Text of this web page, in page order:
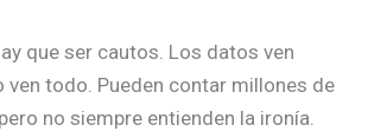
que ser cautos. Los datos ven
ven todo. Pueden contar millones de
no siempre entienden la ironía.